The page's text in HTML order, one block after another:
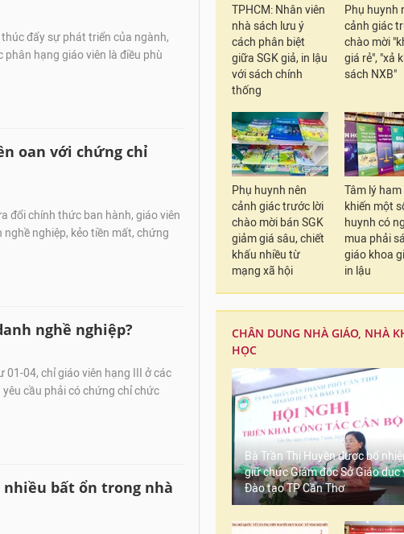
đẩy sự phát triển của ngành,
hạng giáo viên là điều phù
oan với chứng chỉ
đổi chính thức ban hành, giáo viên
nghiệp, kẻo tiền mất, chứng
nghề nghiệp?
04, chỉ giáo viên hạng III ở các
cầu phải có chứng chỉ chức
bất ổn trong nhà
TPHCM: Nhân viên
nhà sách lưu ý
cách phân biệt
giữa SGK giả, in lậu
với sách chính
thống
Phụ huynh
cảnh giác
chào mời
giá rẻ", "xả
sách NXB"
Phụ huynh nên
cảnh giác trước lời
chào mời bán SGK
giảm giá sâu, chiết
khấu nhiều từ
mạng xã hội
Tâm lý ham
khiến một
huynh có
mua phải
giáo khoa
in lậu
CHÂN DUNG NHÀ GIÁO, NHÀ
HỌC
Bà Trần Thị Huyền được bổ
giữ chức Giám đốc Sở Giáo dục
Đào tạo TP Cần Thơ